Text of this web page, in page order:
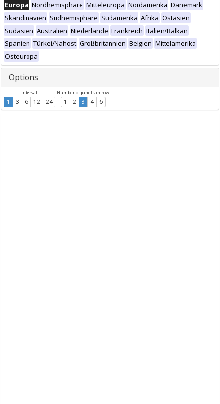
Europa Nordhemisphäre Mitteleuropa Nordamerika Dänemark
Skandinavien Südhemisphäre Südamerika Afrika Ostasien
Südasien Australien Niederlande Frankreich Italien/Balkan
Spanien Türkei/Nahost Großbritannien Belgien Mittelamerika
Osteuropa
Options
Intervall
1 3 6 12 24
Number of panels in row
1 2 3 4 6